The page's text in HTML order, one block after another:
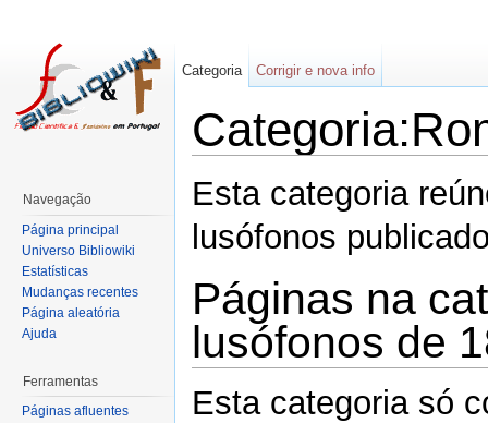
Esta categoria
lusófonos
Páginas na
lusófonos de
Esta categoria só
Categoria Corrigir e nova info
Navegação
Página principal
Universo Bibliowiki
Estatísticas
Mudanças recentes
Página aleatória
Ajuda
Ferramentas
Páginas afluentes